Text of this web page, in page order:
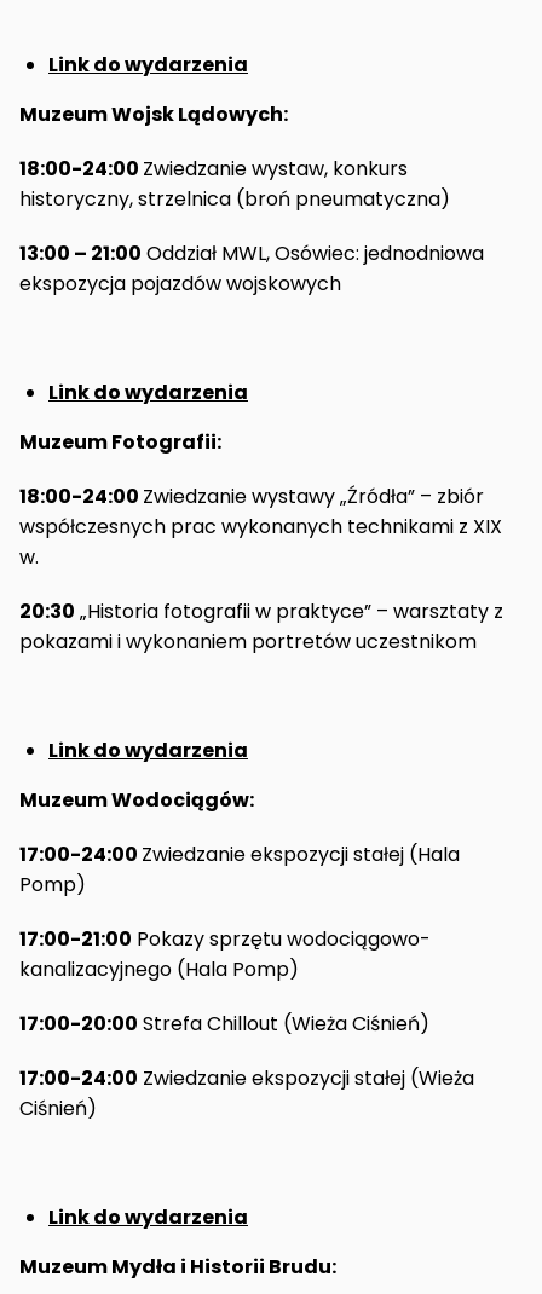
Link do wydarzenia
Muzeum Wojsk Lądowych:
18:00-24:00 Zwiedzanie wystaw, konkurs
historyczny, strzelnica (broń pneumatyczna)
13:00 – 21:00 Oddział MWL, Osówiec: jednodniowa
ekspozycja pojazdów wojskowych
Link do wydarzenia
Muzeum Fotografii:
18:00-24:00 Zwiedzanie wystawy „Źródła” – zbiór
współczesnych prac wykonanych technikami z XIX
w.
20:30 „Historia fotografii w praktyce” – warsztaty z
pokazami i wykonaniem portretów uczestnikom
Link do wydarzenia
Muzeum Wodociągów:
17:00-24:00 Zwiedzanie ekspozycji stałej (Hala
Pomp)
17:00-21:00 Pokazy sprzętu wodociągowo-
kanalizacyjnego (Hala Pomp)
17:00-20:00 Strefa Chillout (Wieża Ciśnień)
17:00-24:00 Zwiedzanie ekspozycji stałej (Wieża
Ciśnień)
Link do wydarzenia
Muzeum Mydła i Historii Brudu: